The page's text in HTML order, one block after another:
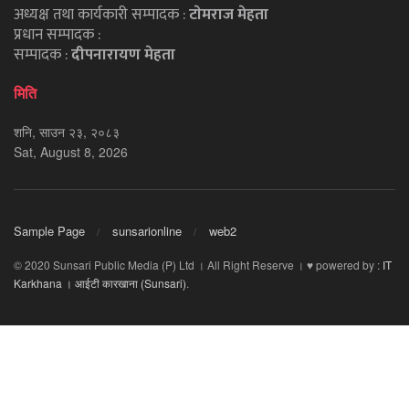
अध्यक्ष तथा कार्यकारी सम्पादक :टाेमराज मेहता
प्रधान सम्पादक :
सम्पादक :दीपनारायण मेहता
मिति
शनि, साउन २३, २०८३
Sat, August 8, 2026
Sample Page sunsarionline web2
© 2020 Sunsari Public Media (P) Ltd । All Right Reserve । ♥ powered by : IT
Karkhana । आईटी कारखाना (Sunsari).